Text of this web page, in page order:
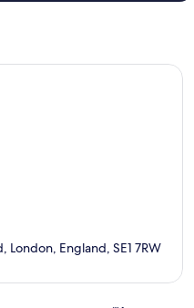
London, England, SE1 7RW